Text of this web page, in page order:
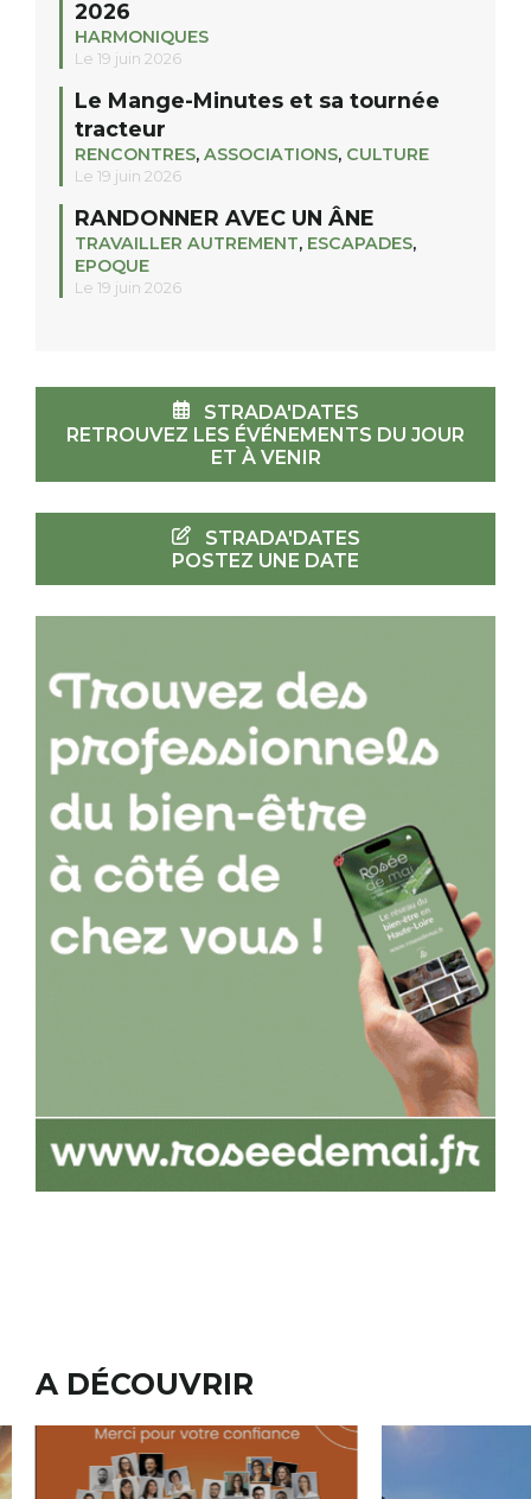
2026
HARMONIQUES
Le 19 juin 2026
Le Mange-Minutes et sa tournée
tracteur
RENCONTRES, ASSOCIATIONS, CULTURE
Le 19 juin 2026
RANDONNER AVEC UN ÂNE
TRAVAILLER AUTREMENT, ESCAPADES,
EPOQUE
Le 19 juin 2026
STRADA'DATES
RETROUVEZ LES ÉVÉNEMENTS DU JOUR
ET À VENIR
STRADA'DATES
POSTEZ UNE DATE
A DÉCOUVRIR